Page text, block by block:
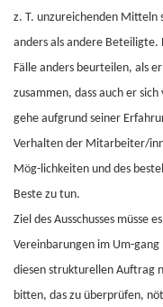
z. T. unzureichenden Mitteln
anders als andere Beteiligte.
Fälle anders beurteilen, als
zusammen, dass auch er
gehe aufgrund seiner
Verhalten der Mitarbeiter/
Mög-lichkeiten und des
Beste zu tun.
Ziel des Ausschusses müsse
Vereinbarungen im Um-
diesen strukturellen Auftrag
bitten, das zu überprüfen,